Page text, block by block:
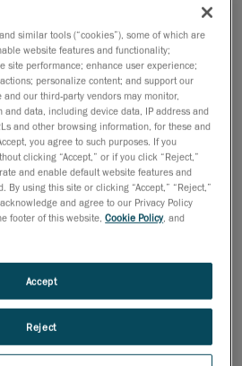
正確に特定できることは、すべ
担当者にとって最も重要なこと
定する際に、パイプラインエン
者は、このような要素を考慮し
追跡可能性を求めています。
ーションには、環境に害を及ぼ
くぼみや削れなどの表面の変形
的損傷評価モジュールの機能が
理会社は、現場で即時に高信頼
るのに、このような革新的なツ
ラストラクチャを安全に操作す
コスト削減 につながります。機
、歪みベースの評価などASME
るアプリケーションに適用でき
similar tools (“cookies”), some of which are
website features and functionality;
site performance; enhance user experience;
personalize content; and support our
our third-party vendors may monitor,
and data, including device data, IP address and
and other browsing information, for these and
you agree to such purposes. If you
clicking “Accept,” or if you click “Reject,”
and enable default website features and
using this site or clicking “Accept,” “Reject,”
and agree to our Privacy Policy
footer of this website,Cookie Policy, and
Reject
Accept